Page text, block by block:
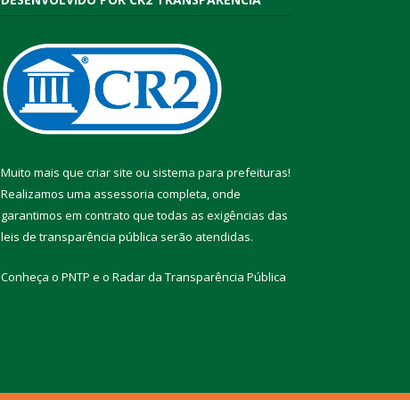
Muito mais que criar site ou sistema para prefeituras!
Realizamos uma assessoria completa, onde
garantimos em contrato que todas as exigências das
leis de transparência pública serão atendidas.
Conheça o PNTP e o Radar da Transparência Pública